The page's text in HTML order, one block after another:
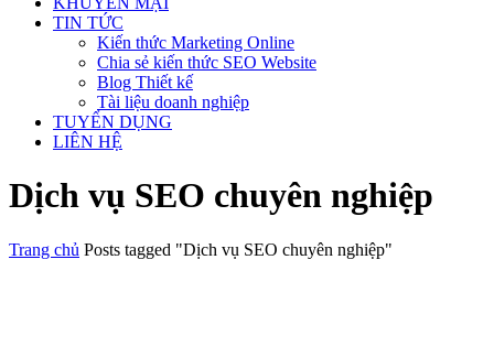
TIN TỨC
Kiến thức Marketing Online
Chia sẻ kiến thức SEO Website
Blog Thiết kế
Tài liệu doanh nghiệp
TUYỂN DỤNG
LIÊN HỆ
Dịch vụ SEO chuyên nghiệp
Trang chủ Posts tagged "Dịch vụ SEO chuyên nghiệp"